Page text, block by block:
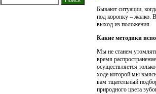
Бывают ситуации,
под коронку – жалко.
выход из положения.
Какие методики
Мы не станем
время
осуществляется
ходе которой мы
вам тщательный
природного цвета